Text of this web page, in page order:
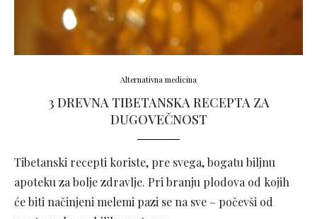
Alternativna medicina
3 DREVNA TIBETANSKA RECEPTA ZA
DUGOVEČNOST
Tibetanski recepti koriste, pre svega, bogatu biljnu
apoteku za bolje zdravlje. Pri branju plodova od kojih
će biti načinjeni melemi pazi se na sve – počevši od